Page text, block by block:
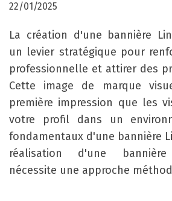
22/01/2025
La création d'une bannière
un levier stratégique pour
professionnelle et attirer des
Cette image de marque
première impression que les
votre profil dans un
fondamentaux d'une bannière
réalisation d'une bannière
nécessite une approche